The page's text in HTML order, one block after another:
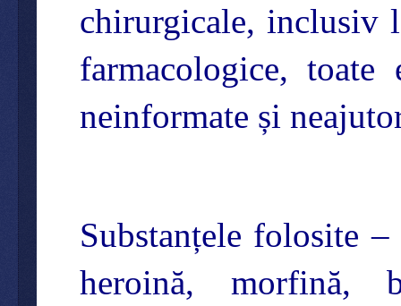
chirurgicale, inclusiv
farmacologice,
neinformate și
Substanțele folosite
heroină, morfină,